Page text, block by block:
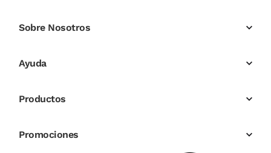
Sobre Nosotros
Ayuda
Productos
Promociones